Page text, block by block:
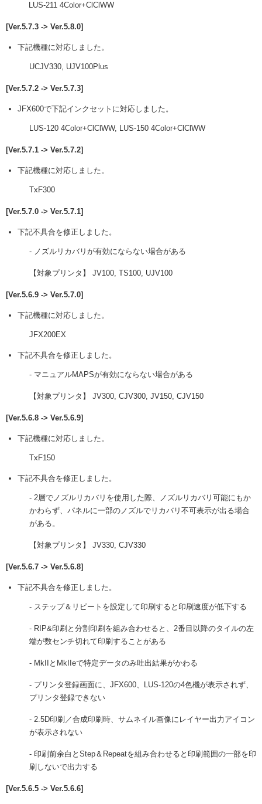
LUS-211 4Color+ClClWW
[Ver.5.7.3 -> Ver.5.8.0]
下記機種に対応しました。
UCJV330, UJV100Plus
[Ver.5.7.2 -> Ver.5.7.3]
JFX600で下記インクセットに対応しました。
LUS-120 4Color+ClClWW, LUS-150 4Color+ClClWW
[Ver.5.7.1 -> Ver.5.7.2]
下記機種に対応しました。
TxF300
[Ver.5.7.0 -> Ver.5.7.1]
下記不具合を修正しました。
- ノズルリカバリが有効にならない場合がある
【対象プリンタ】 JV100, TS100, UJV100
[Ver.5.6.9 -> Ver.5.7.0]
下記機種に対応しました。
JFX200EX
下記不具合を修正しました。
- マニュアルMAPSが有効にならない場合がある
【対象プリンタ】 JV300, CJV300, JV150, CJV150
[Ver.5.6.8 -> Ver.5.6.9]
下記機種に対応しました。
TxF150
下記不具合を修正しました。
- 2層でノズルリカバリを使用した際、ノズルリカバリ可能にもか
かわらず、パネルに一部のノズルでリカバリ不可表示が出る場合
がある。
【対象プリンタ】 JV330, CJV330
[Ver.5.6.7 -> Ver.5.6.8]
下記不具合を修正しました。
- ステップ＆リピートを設定して印刷すると印刷速度が低下する
- RIP&印刷と分割印刷を組み合わせると、2番目以降のタイルの左
端が数センチ切れて印刷することがある
- MkIIとMkIIeで特定データのみ吐出結果がかわる
- プリンタ登録画面に、JFX600、LUS-120の4色機が表示されず、
プリンタ登録できない
- 2.5D印刷／合成印刷時、サムネイル画像にレイヤー出力アイコン
が表示されない
- 印刷前余白とStep＆Repeatを組み合わせると印刷範囲の一部を印
刷しないで出力する
[Ver.5.6.5 -> Ver.5.6.6]